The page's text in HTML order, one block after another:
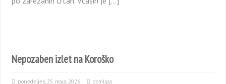
Nepozaben izlet na Koroško
ponedeljek, 25. maja, 2026 domlipa